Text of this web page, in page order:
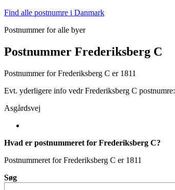
Fortsæt
indhold
Find alle postnumre i Danmark
Postnummer for alle byer
Postnummer Frederiksberg C
Postnummer for Frederiksberg C er 1811
Evt. yderligere info vedr Frederiksberg C postnumre:
Asgårdsvej
Hvad er postnummeret for Frederiksberg C?
Postnummeret for Frederiksberg C er 1811
Søg